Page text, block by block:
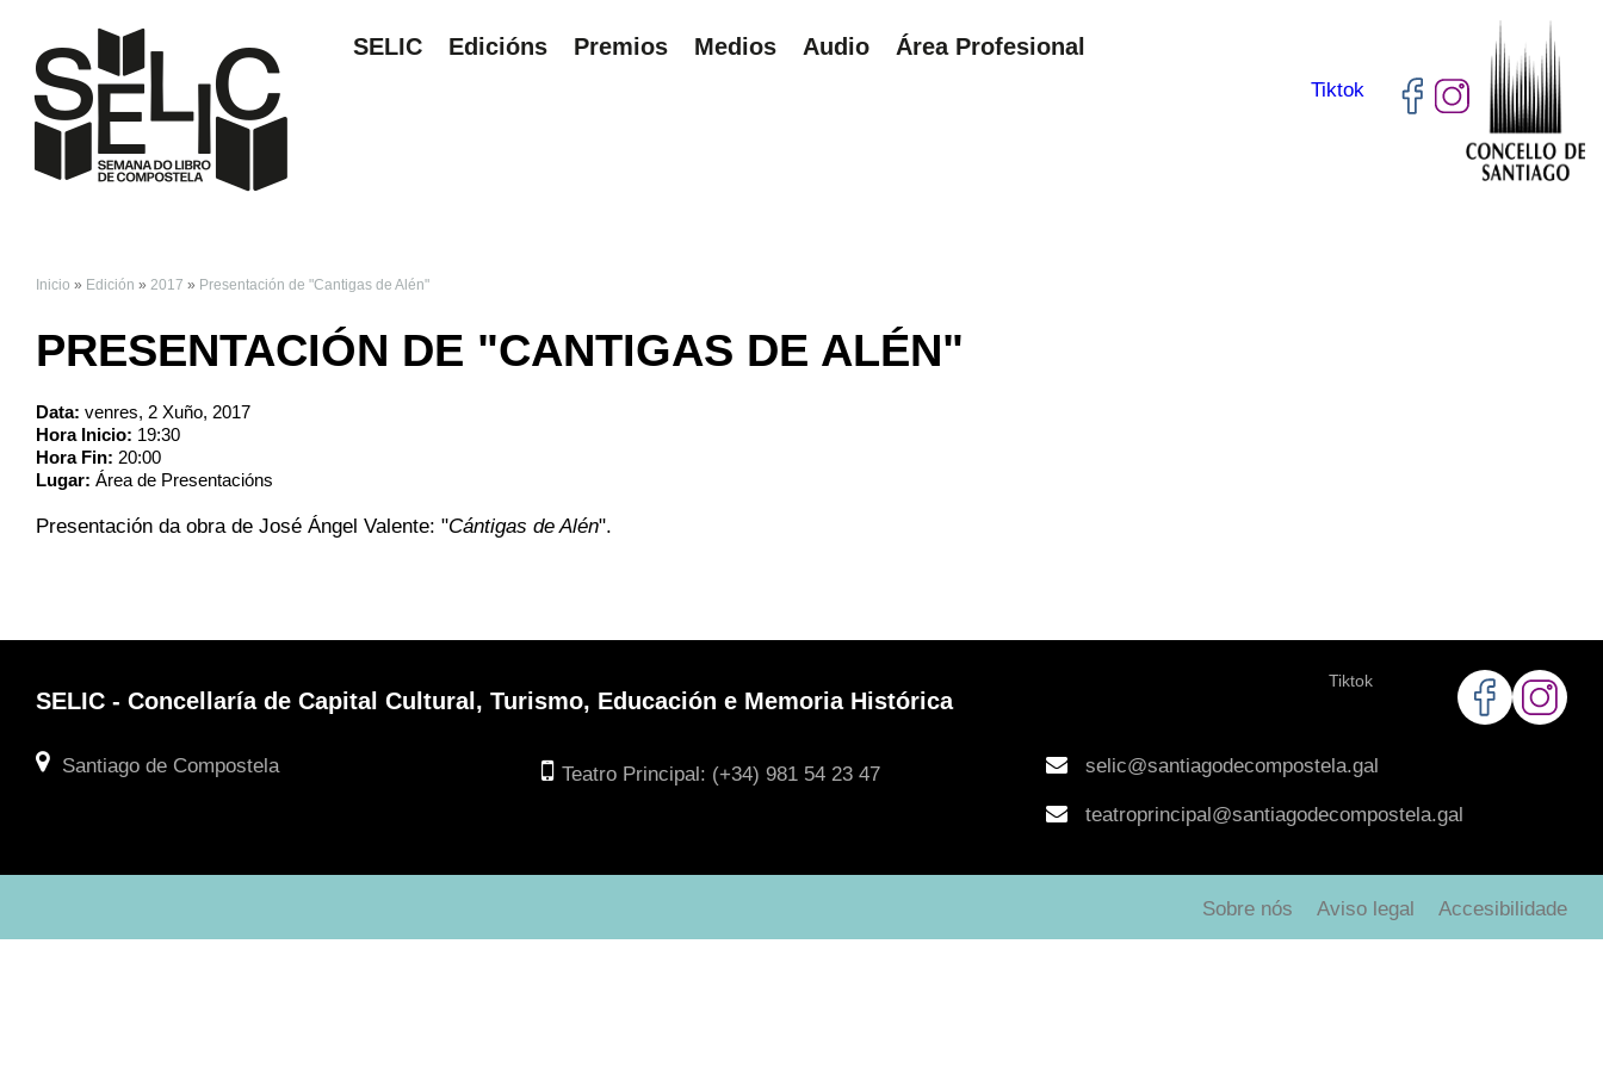
SELIC Edicións Premios Medios Audio Área Profesional
Tiktok
VOSTEDE ESTÁ AQUÍ
Inicio » Edición » 2017 » Presentación de "Cantigas de Alén"
PRESENTACIÓN DE "CANTIGAS DE ALÉN"
Data: venres, 2 Xuño, 2017
Hora Inicio: 19:30
Hora Fin: 20:00
Lugar: Área de Presentacións
Presentación da obra de José Ángel Valente: "Cántigas de Alén".
SELIC - Concellaría de Capital Cultural, Turismo, Educación e Memoria Histórica
Tiktok
Santiago de Compostela Teatro Principal: (+34) 981 54 23 47 selic@santiagodecompostela.gal
teatroprincipal@santiagodecompostela.gal
Accesibilidade
Aviso legal
Sobre nós